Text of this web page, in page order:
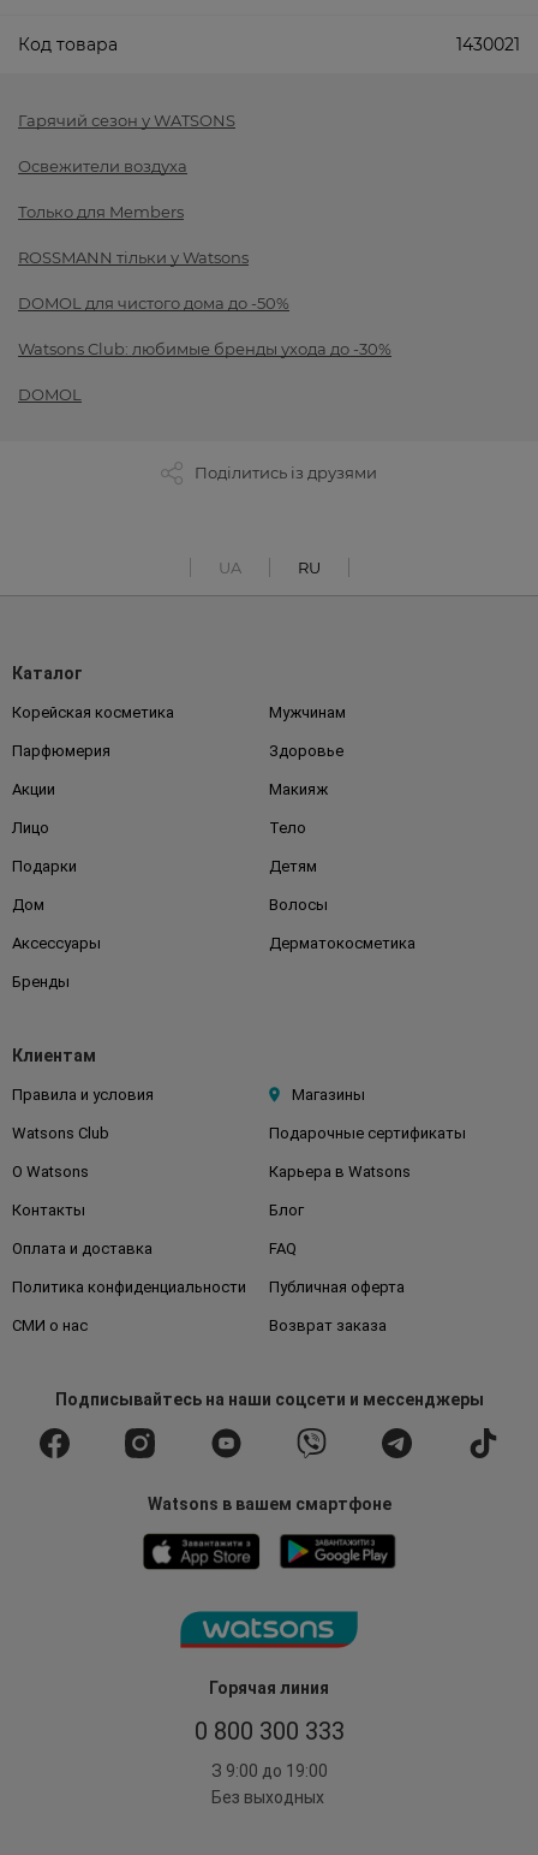
Код товара 1430021
Гарячий сезон у WATSONS
Освежители воздуха
Только для Members
ROSSMANN тільки у Watsons
DOMOL для чистого дома до -50%
Watsons Club: любимые бренды ухода до -30%
DOMOL
Поділитись із друзями
UA RU
Горячая линия
0 800 300 333
З 9:00 до 19:00
Без выходных
Каталог
Корейская косметика Мужчинам
Парфюмерия Здоровье
Акции Макияж
Лицо Тело
Подарки Детям
Дом Волосы
Аксессуары Дерматокосметика
Бренды
Клиентам
Правила и условия Магазины
Watsons Club Подарочные сертификаты
О Watsons Карьера в Watsons
Контакты Блог
Оплата и доставка FAQ
Политика конфиденциальности Публичная оферта
СМИ о нас Возврат заказа
Подписывайтесьна наши соцсети и мессенджеры
Watsons в вашем смартфоне